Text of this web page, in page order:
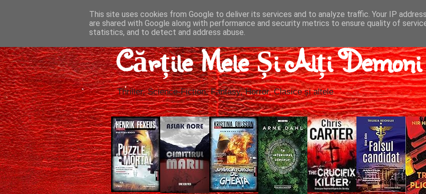
Cărțile Mele Și Alți Demoni
Thriller, Science-Fiction, Fantasy, Horror, Clasice și altele
This site uses cookies from Google to deliver its services and to analyze traffic. Your IP
are shared with Google along with performance and security metrics to ensure quality of
statistics, and to detect and address abuse.